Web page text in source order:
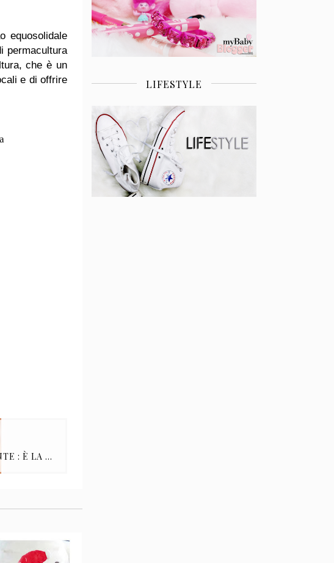
equosolidale
permacultura
che è un
e di offrire
SENSUALE, INATTESA, INEBRIANTE : È LA NUOVA FRAGRANZA CALVIN KLEIN REVEAL
LIFESTYLE